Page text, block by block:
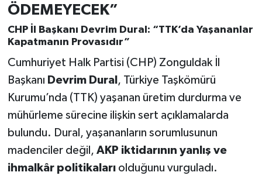
ÖDEMEYECEK”
CHP İl Başkanı Devrim Dural: “TTK’da Yaşananlar
Kapatmanın Provasıdır”
Cumhuriyet Halk Partisi (CHP) Zonguldak İl
Başkanı Devrim Dural , Türkiye Taşkömürü
Kurumu’nda (TTK) yaşanan üretim durdurma ve
mühürleme sürecine ilişkin sert açıklamalarda
bulundu. Dural, yaşananların sorumlusunun
madenciler değil, AKP iktidarının yanlış ve
ihmalkâr politikalarıolduğunu vurguladı.